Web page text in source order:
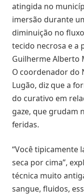
atingida no
imersão durante
diminuição no
tecido necrosa e a
Guilherme Alberto
O coordenador do
Lugão, diz que a
do curativo em
gaze, que grudam
feridas.
“Você tipicamente
seca por cima”,
técnica muito
sangue, fluidos,